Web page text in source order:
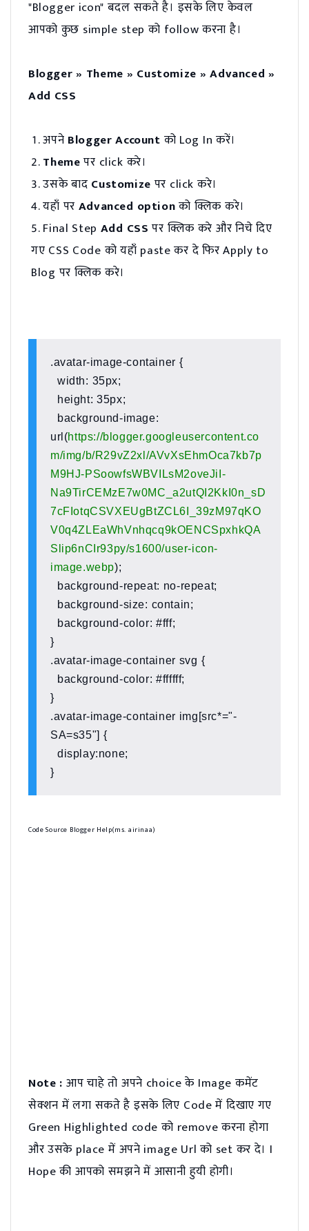
"Blogger icon" बदल सकते है। इसके लिए केवल
आपको कुछ simple step को follow करना है।
Blogger » Theme » Customize » Advanced »
Add CSS
अपने Blogger Account को Log In करें।
Themeपर click करे।
उसके बाद Customize पर click करे।
यहाँ पर Advanced optionको क्लिक करे।
Final Step Add CSS पर क्लिक करे और निचे दिए
गए CSS Code को यहाँ paste कर दे फिर Apply to
Blog पर क्लिक करे।
.avatar-image-container {
width: 35px;
height: 35px;
background-image:
url(https://blogger.googleusercontent.co
m/img/b/R29vZ2xl/AVvXsEhmOca7kb7p
M9HJ-PSoowfsWBVILsM2oveJiI-
Na9TirCEMzE7w0MC_a2utQI2KkI0n_sD
7cFIotqCSVXEUgBtZCL6I_39zM97qKO
V0q4ZLEaWhVnhqcq9kOENCSpxhkQA
Slip6nCIr93py/s1600/user-icon-
image.webp);
background-repeat: no-repeat;
background-size: contain;
background-color: #fff;
}
.avatar-image-container svg {
background-color: #ffffff;
}
.avatar-image-container img[src*="-
SA=s35"] {
display:none;
}
Code Source Blogger Help(ms. airinaa)
Note : आप चाहे तो अपने choice के Image कमेंट
सेक्शन में लगा सकते है इसके लिए Code में दिखाए गए
Green Highlighted code को remove करना होगा
और उसके place में अपने image Url को set कर दे। I
Hope की आपको समझने में आसानी हुयी होगी।